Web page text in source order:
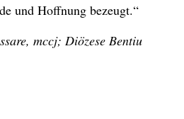
und Hoffnung bezeugt.“
mccj; Diözese Bentiu